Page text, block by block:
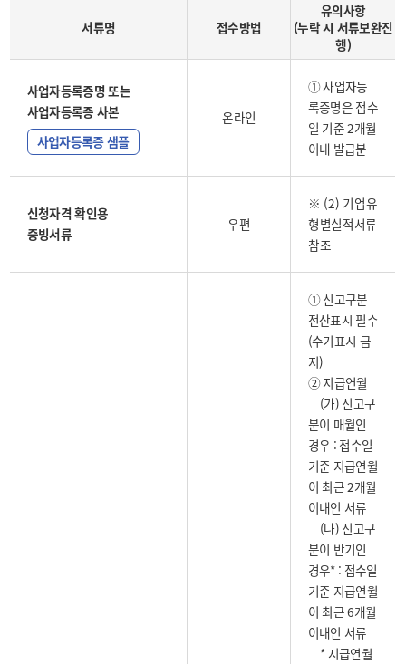
서류명 접수방법
유의사항
(누락 시 서류보완진
행)
사업자등록증명 또는
사업자등록증 사본
사업자등록증 샘플
온라인
① 사업자등
록증명은 접수
일 기준 2개월
이내 발급분
신청자격 확인용
증빙서류
우편
※ (2) 기업유
형별실적서류
참조
① 신고구분
전산표시 필수
(수기표시 금
지)
② 지급연월
(가) 신고구
분이 매월인
경우 : 접수일
기준 지급연월
이 최근 2개월
이내인 서류
(나) 신고구
분이 반기인
경우* : 접수일
기준 지급연월
이 최근 6개월
이내인 서류
* 지급연월